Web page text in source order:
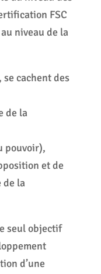
FSC
niveau de la
cachent des
de la
pouvoir),
et de
de la
seul objectif
d’une